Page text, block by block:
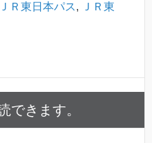
Ｒ東日本パス,
ＪＲ東
できます。